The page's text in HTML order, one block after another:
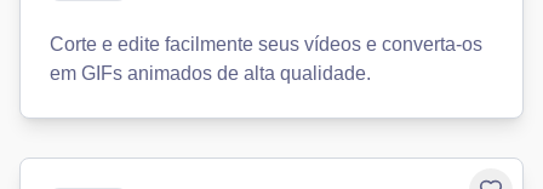
Corte e edite facilmente seus vídeos e converta-os
em GIFs animados de alta qualidade.